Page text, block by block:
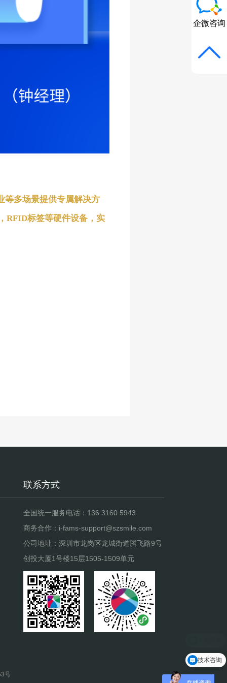
等多场景提供专属解决方
RFID标签等硬件设备，实
联系方式
全国统一服务电话： 136 3160 5943
商务合作：i-fams-support@szsmile.com
公司地址：深圳市龙岗区龙城街道腾飞路9号
创投大厦1号楼15层1505-1509单元
号
企微咨询
技术咨询